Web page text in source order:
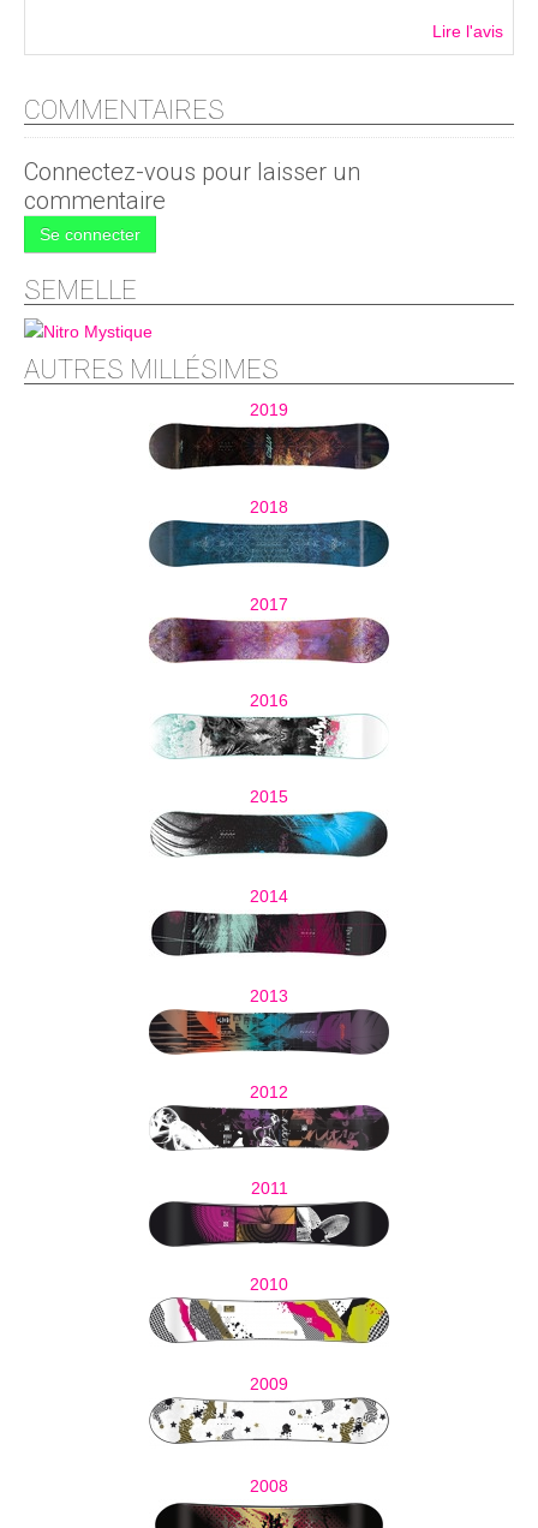
Lire l'avis
COMMENTAIRES
Connectez-vous pour laisser un
commentaire
Se connecter
SEMELLE
AUTRES MILLÉSIMES
2019
2018
2017
2016
2015
2014
2013
2012
2011
2010
2009
2008